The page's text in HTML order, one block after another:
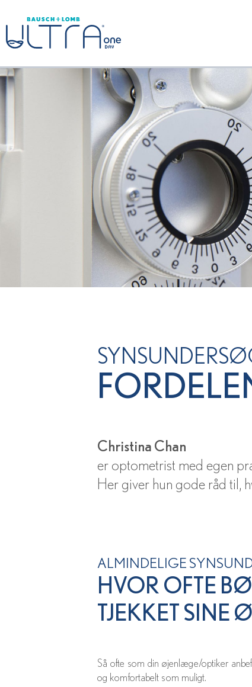
Christina Chan
er optometrist med egen
Her giver hun gode råd til,
ALMINDELIGE
HVOR OFTE
TJEKKET SINE
Så ofte som din øjenlæge/optiker
og komfortabelt som muligt.